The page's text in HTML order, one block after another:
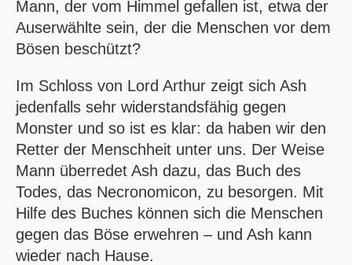
Mann, der vom Himmel gefallen ist, etwa der
Auserwählte sein, der die Menschen vor dem
Bösen beschützt?
Im Schloss von Lord Arthur zeigt sich Ash
jedenfalls sehr widerstandsfähig gegen
Monster und so ist es klar: da haben wir den
Retter der Menschheit unter uns. Der Weise
Mann überredet Ash dazu, das Buch des
Todes, das Necronomicon, zu besorgen. Mit
Hilfe des Buches können sich die Menschen
gegen das Böse erwehren – und Ash kann
wieder nach Hause.